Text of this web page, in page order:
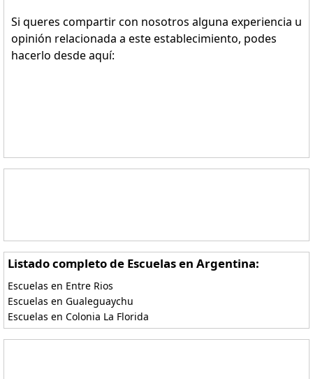
Si queres compartir con nosotros alguna experiencia u
opinión relacionada a este establecimiento, podes
hacerlo desde aquí:
Listado completo de Escuelas en Argentina:
Escuelas en Entre Rios
Escuelas en Gualeguaychu
Escuelas en Colonia La Florida